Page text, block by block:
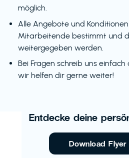
möglich.
Alle Angebote und
Mitarbeitende bestimmt und
weitergegeben werden.
Bei Fragen schreib uns einfach
wir helfen dir gerne weiter!
Entdecke deine
Download Flyer